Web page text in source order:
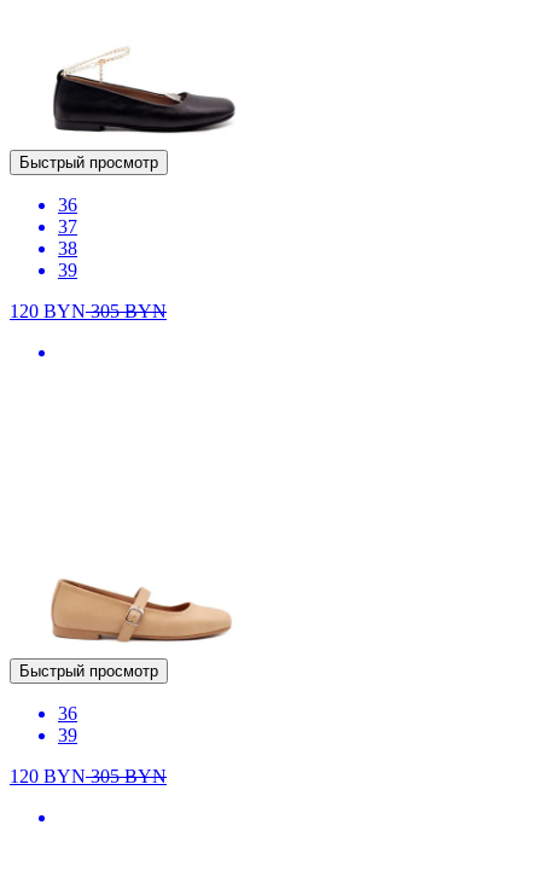
Быстрый просмотр
36
37
38
39
120 BYN305BYN
Быстрый просмотр
36
39
120 BYN305BYN